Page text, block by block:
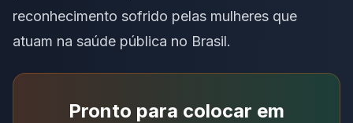
reconhecimento sofrido pelas mulheres que
atuam na saúde pública no Brasil.
Pronto para colocar em